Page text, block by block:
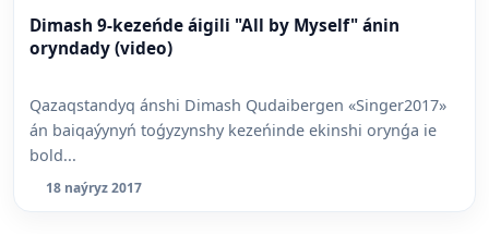
Dimash 9-kezeńde áigili "All by Myself" ánin
oryndady (video)
Qazaqstandyq ánshi Dimash Qudaibergen «Singer2017»
án baiqaýynyń toǵyzynshy kezeńinde ekinshi orynǵa ie
bold...
18 naýryz 2017